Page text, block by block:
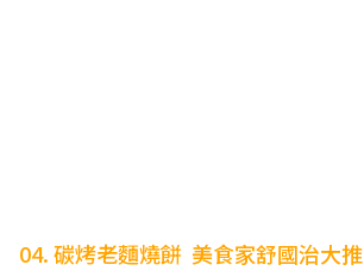
04. 碳烤老麵燒餅 美食家舒國治大推